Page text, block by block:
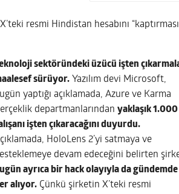
resmi Hindistan hesabını
sektöründeki üzücü işten
sürüyor. Yazılım devi Microsoft,
yaptığı açıklamada, Azure ve Karma
departmanlarından yaklaşık 1.000
işten çıkaracağını duyurdu.
HoloLens 2’yi satmaya ve
devam edeceğini belirten
ayrıca bir hack olayıyla da gündemde
alıyor. Çünkü şirketin X’teki resmi